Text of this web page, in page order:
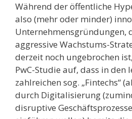
Während der öffentliche
also (mehr oder minder)
Unternehmensgründungen,
aggressive Wachstums-
derzeit noch ungebrochen
PwC-Studie auf, dass in den
zahlreichen sog. „Fintechs“
durch Digitalisierung
disruptive